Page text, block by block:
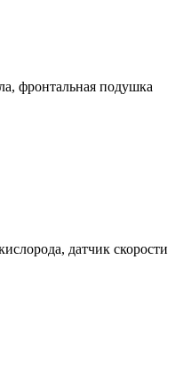
фронтальная подушка
датчик скорости